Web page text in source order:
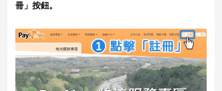
冊」按鈕。